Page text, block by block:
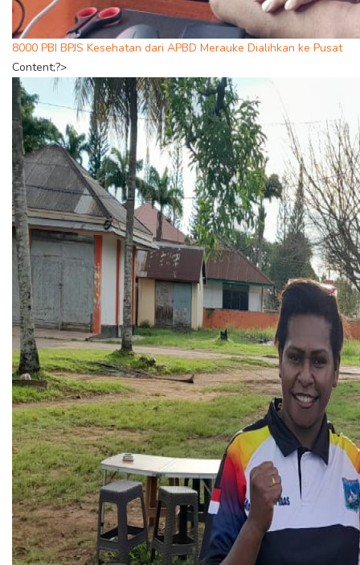
8000 PBI BPJS Kesehatan dari APBD Merauke Dialihkan ke Pusat
Content;?>